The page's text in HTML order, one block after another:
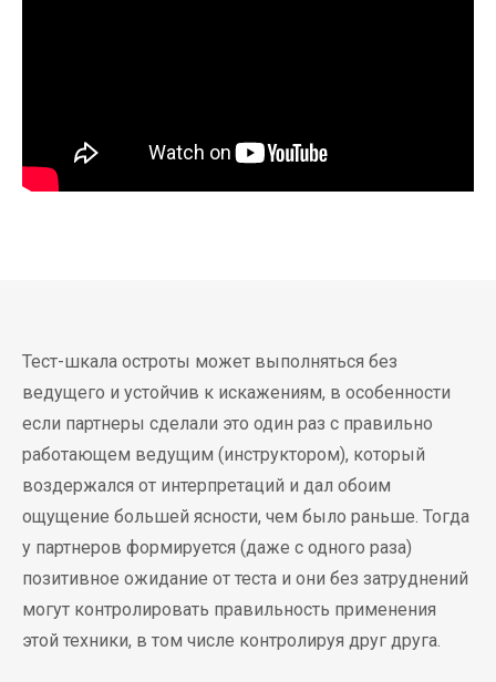
Тест-шкала остроты может выполняться без
ведущего и устойчив к искажениям, в особенности
если партнеры сделали это один раз с правильно
работающем ведущим (инструктором), который
воздержался от интерпретаций и дал обоим
ощущение большей ясности, чем было раньше. Тогда
у партнеров формируется (даже с одного раза)
позитивное ожидание от теста и они без затруднений
могут контролировать правильность применения
этой техники, в том числе контролируя друг друга.